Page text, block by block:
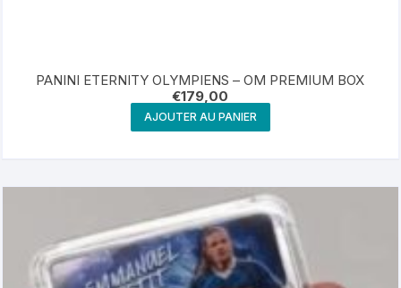
PANINI ETERNITY OLYMPIENS – OM PREMIUM BOX
€179,00
AJOUTER AU PANIER